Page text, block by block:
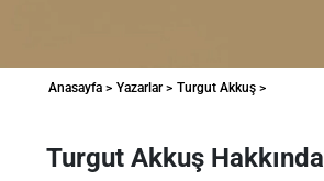
Anasayfa > Yazarlar > Turgut Akkuş >
Turgut Akkuş Hakkında